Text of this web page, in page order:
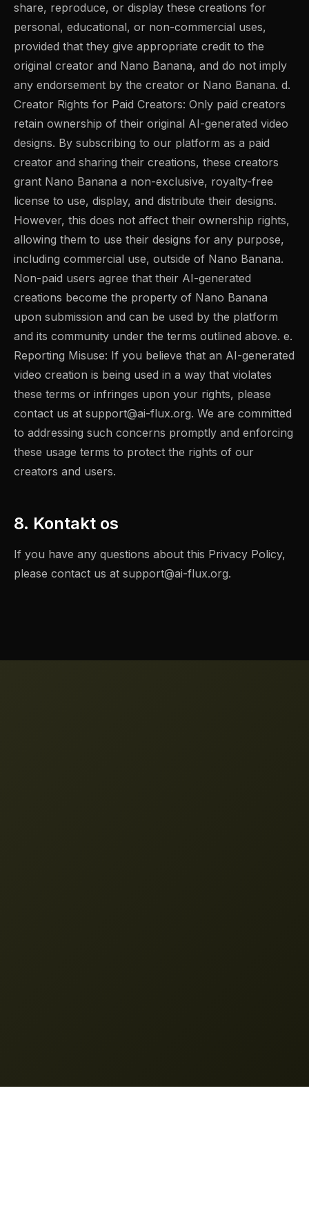
share, reproduce, or display these creations for
personal, educational, or non-commercial uses,
provided that they give appropriate credit to the
original creator and Nano Banana, and do not imply
any endorsement by the creator or Nano Banana. d.
Creator Rights for Paid Creators: Only paid creators
retain ownership of their original AI-generated video
designs. By subscribing to our platform as a paid
creator and sharing their creations, these creators
grant Nano Banana a non-exclusive, royalty-free
license to use, display, and distribute their designs.
However, this does not affect their ownership rights,
allowing them to use their designs for any purpose,
including commercial use, outside of Nano Banana.
Non-paid users agree that their AI-generated
creations become the property of Nano Banana
upon submission and can be used by the platform
and its community under the terms outlined above. e.
Reporting Misuse: If you believe that an AI-generated
video creation is being used in a way that violates
these terms or infringes upon your rights, please
contact us at support@ai-flux.org. We are committed
to addressing such concerns promptly and enforcing
these usage terms to protect the rights of our
creators and users.
8. Kontakt os
If you have any questions about this Privacy Policy,
please contact us at support@ai-flux.org.